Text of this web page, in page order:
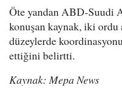
Öte yandan ABD-Suudi
konuşan kaynak, iki
düzeylerde
ettiğini belirtti.
Kaynak: Mepa News